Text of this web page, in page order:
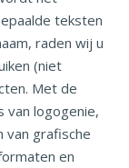
teksten
raden wij u
(niet
Met de
van logogenie,
van grafische
en